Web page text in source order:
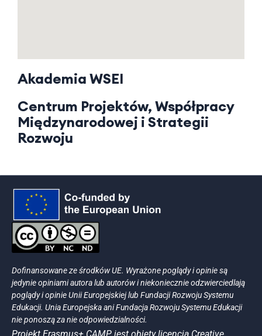
Akademia WSEI
Centrum Projektów, Współpracy
Międzynarodowej i Strategii
Rozwoju
Dofinansowane ze środków UE. Wyrażone poglądy i opinie są
jedynie opiniami autora lub autorów i niekoniecznie odzwierciedlają
poglądy i opinie Unii Europejskiej lub Fundacji Rozwoju Systemu
Edukacji. Unia Europejska ani Fundacja Rozwoju Systemu Edukacji
nie ponoszą za nie odpowiedzialności.